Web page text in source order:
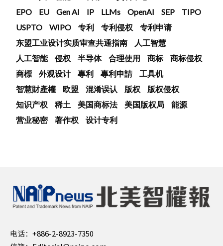
EPO
EU Gen AI IP LLMs OpenAI SEP
TIPO
USPTO
WIPO 专利 专利侵权
专利申请
东盟工业设计实质审查共通指南
人工智慧
人工智能
侵权 半导体 合理使用 商标
商标侵权
商標
外观设计 專利 專利申請
工具机
智慧財產權
欧盟 混淆误认 版权
版权侵权
知识产权
稀土 美国商标法 美国版权局
能源
营业秘密
著作权 设计专利
电话： +886-2-8923-7350